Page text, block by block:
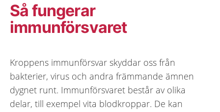
Så fungerar
immunförsvaret
Kroppens immunförsvar skyddar oss från
bakterier, virus och andra främmande ämnen
dygnet runt. Immunförsvaret består av olika
delar, till exempel vita blodkroppar. De kan